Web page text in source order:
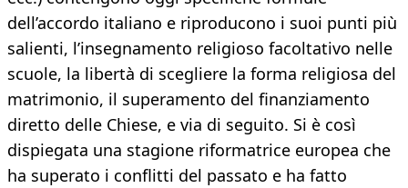
dell’accordo italiano e riproducono i suoi punti più
salienti, l’insegnamento religioso facoltativo nelle
scuole, la libertà di scegliere la forma religiosa del
matrimonio, il superamento del finanziamento
diretto delle Chiese, e via di seguito. Si è così
dispiegata una stagione riformatrice europea che
ha superato i conflitti del passato e ha fatto